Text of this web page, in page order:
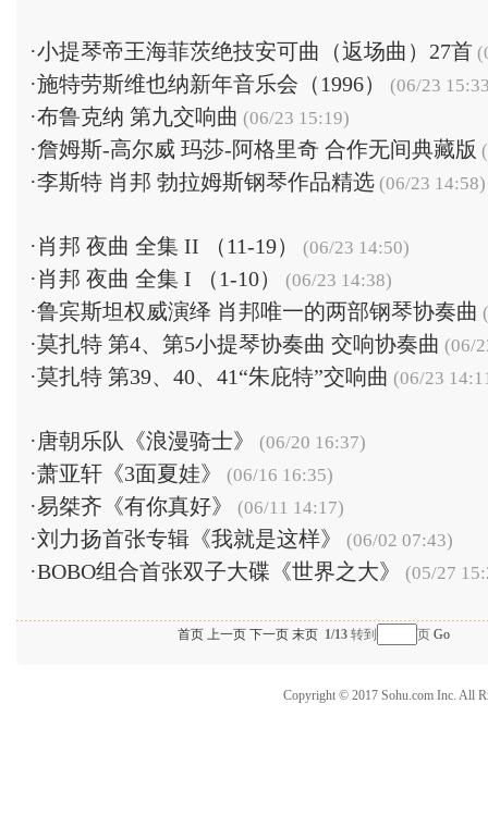
·小提琴帝王海菲茨绝技安可曲（返场曲）27首
·施特劳斯维也纳新年音乐会（1996） (06/23
·布鲁克纳 第九交响曲 (06/23 15:19)
·詹姆斯-高尔威 玛莎-阿格里奇 合作无间典藏版
·李斯特 肖邦 勃拉姆斯钢琴作品精选 (06/23 14:58)
·肖邦 夜曲 全集 II （11-19） (06/23 14:50)
·肖邦 夜曲 全集 I （1-10） (06/23 14:38)
·鲁宾斯坦权威演绎 肖邦唯一的两部钢琴协奏曲
·莫扎特 第4、第5小提琴协奏曲 交响协奏曲 (06/
·莫扎特 第39、40、41“朱庇特”交响曲 (06/23
·唐朝乐队《浪漫骑士》 (06/20 16:37)
·萧亚轩《3面夏娃》 (06/16 16:35)
·易桀齐《有你真好》 (06/11 14:17)
·刘力扬首张专辑《我就是这样》 (06/02 07:43)
·BOBO组合首张双子大碟《世界之大》 (05/27
首页 上一页 下一页 末页 1/13 转到 页Go
Copyright © 2017 Sohu.com Inc. All